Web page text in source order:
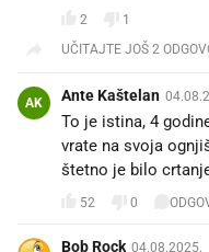
2
1
UČITAJTE JOŠ 2
AK Ante Kaštelan
To je istina, 4
vrate na svoja
štetno je bilo
52 0
Bob Rock 04.08.2025.